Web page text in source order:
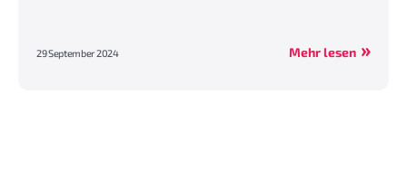
29 September 2024 Mehr lesen